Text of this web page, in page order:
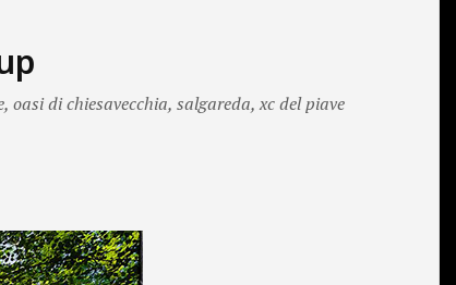
, oasi di chiesavecchia, salgareda,xc del piave